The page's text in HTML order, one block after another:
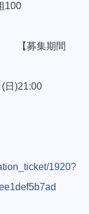
間
日)21:00
1920?